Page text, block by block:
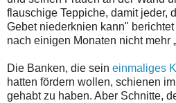
flauschige Teppiche, damit jeder,
Gebet niederknien kann"
nach einigen Monaten nicht mehr
Die Banken, die sein einmaliges
hatten fördern wollen, schienen
gehabt zu haben. Aber Schnitte,